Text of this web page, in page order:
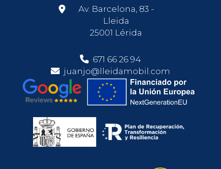
Av. Barcelona, 83 -
Lleida
25001 Lérida
671 66 26 94
juanjo@lleidamobil.com